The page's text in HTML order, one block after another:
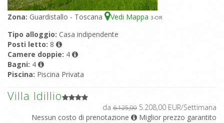
Zona: Guardistallo - Toscana Vedi Mappa 3-OR
Tipo alloggio: Casa indipendente
Posti letto: 8
Camere doppie: 4
Bagni: 4
Piscina: Piscina Privata
Villa Idillio
da 6.125,00 5.208,00 EUR/Settimana
Nessun costo di prenotazione
Miglior prezzo garantito